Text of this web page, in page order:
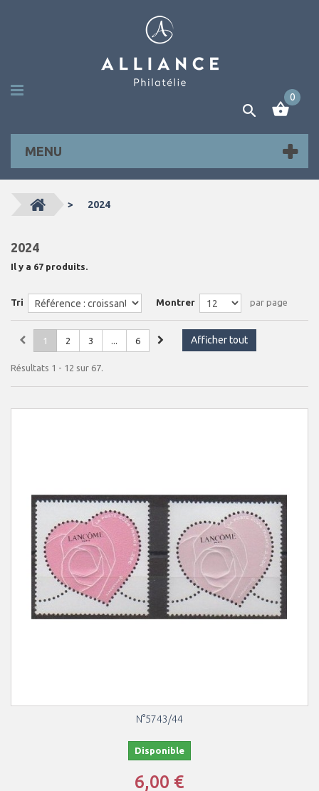
0
MENU
> 2024
2024
Il y a 67 produits.
Tri Montrer par page
Afficher tout
1 2 3 ... 6
Résultats 1 - 12 sur 67.
N°5743/44
Disponible
6,00 €